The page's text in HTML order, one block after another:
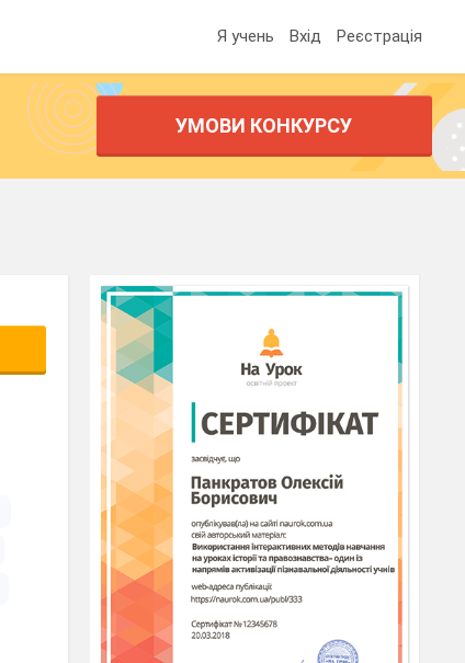
Я учень Вхід Реєстрація
УМОВИ КОНКУРСУ